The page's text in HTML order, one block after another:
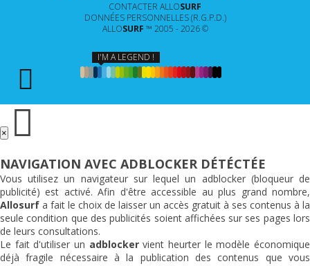
CONTACTER ALLOSURF
DONNÉES PERSONNELLES (R.G.P.D.)
ALLOSURF ™ 2005 - 2026 ©
I'M A LEGEND !
×
NAVIGATION AVEC ADBLOCKER DÉTÉCTÉE
Vous utilisez un navigateur sur lequel un adblocker (bloqueur de
publicité) est activé. Afin d'être accessible au plus grand nombre,
Allosurf a fait le choix de laisser un accès gratuit à ses contenus à la
seule condition que des publicités soient affichées sur ses pages lors
de leurs consultations.
Le fait d'utiliser un adblockervient heurter le modèle économique
déjà fragile nécessaire à la publication des contenus que vous